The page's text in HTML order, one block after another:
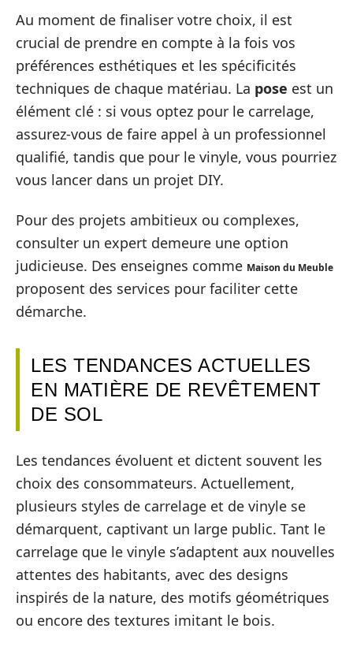
Au moment de finaliser votre choix, il est
crucial de prendre en compte à la fois vos
préférences esthétiques et les spécificités
techniques de chaque matériau. La pose est un
élément clé : si vous optez pour le carrelage,
assurez-vous de faire appel à un professionnel
qualifié, tandis que pour le vinyle, vous pourriez
vous lancer dans un projet DIY.
Pour des projets ambitieux ou complexes,
consulter un expert demeure une option
judicieuse. Des enseignes comme Maison du Meuble
proposent des services pour faciliter cette
démarche.
LES TENDANCES ACTUELLES
EN MATIÈRE DE REVÊTEMENT
DE SOL
Les tendances évoluent et dictent souvent les
choix des consommateurs. Actuellement,
plusieurs styles de carrelage et de vinyle se
démarquent, captivant un large public. Tant le
carrelage que le vinyle s’adaptent aux nouvelles
attentes des habitants, avec des designs
inspirés de la nature, des motifs géométriques
ou encore des textures imitant le bois.